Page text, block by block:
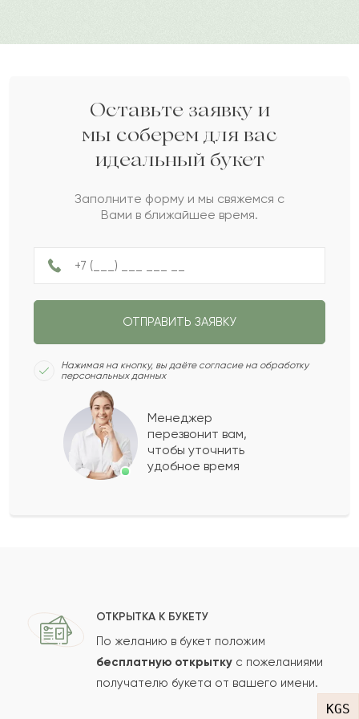
KGS
Дарите своим близким любовь вместе с Pro-buket.
С 2022-06-14
Сильва
2022-04-10
Ажархан
2022-02-13
Унеге
Зарина
Б Бежен
Иса
Показать еще
Ваш e-mail
Оставьте заявку и
мы соберем для вас
идеальный букет
Заполните форму и мы свяжемся с
Вами в ближайшее время.
ОТПРАВИТЬ ЗАЯВКУ
Нажимая на кнопку, вы даёте согласие на обработку
персональных данных
Менеджер
перезвонит вам,
чтобы уточнить
удобное время
ОТКРЫТКА К БУКЕТУ
По желанию в букет положим
бесплатную открытку с пожеланиями
получателю букета от вашего имени.